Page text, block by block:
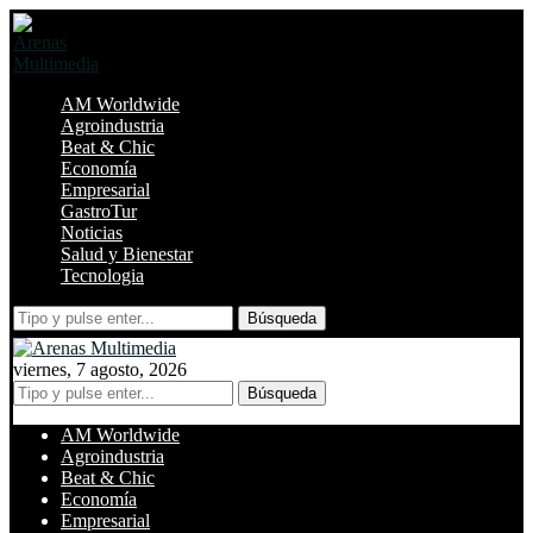
AM Worldwide
Agroindustria
Beat & Chic
Economía
Empresarial
GastroTur
Noticias
Salud y Bienestar
Tecnologia
Búsqueda
viernes, 7 agosto, 2026
Búsqueda
AM Worldwide
Agroindustria
Beat & Chic
Economía
Empresarial